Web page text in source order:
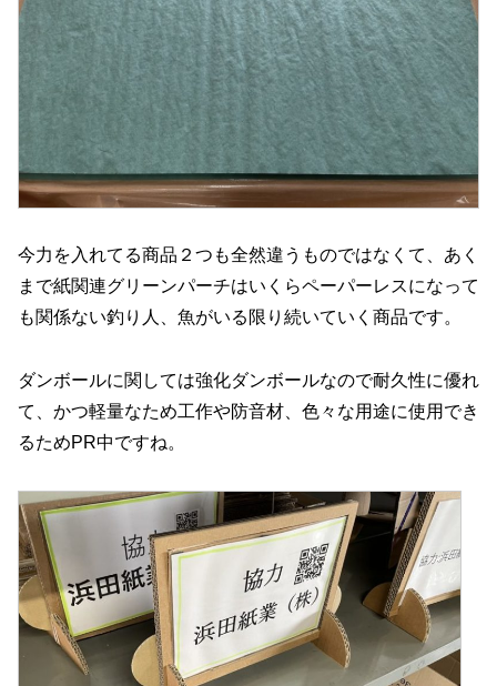
今力を入れてる商品２つも全然違うものではなくて、あく
まで紙関連グリーンパーチはいくらペーパーレスになって
も関係ない釣り人、魚がいる限り続いていく商品です。
ダンボールに関しては強化ダンボールなので耐久性に優れ
て、かつ軽量なため工作や防音材、色々な用途に使用でき
るためPR中ですね。